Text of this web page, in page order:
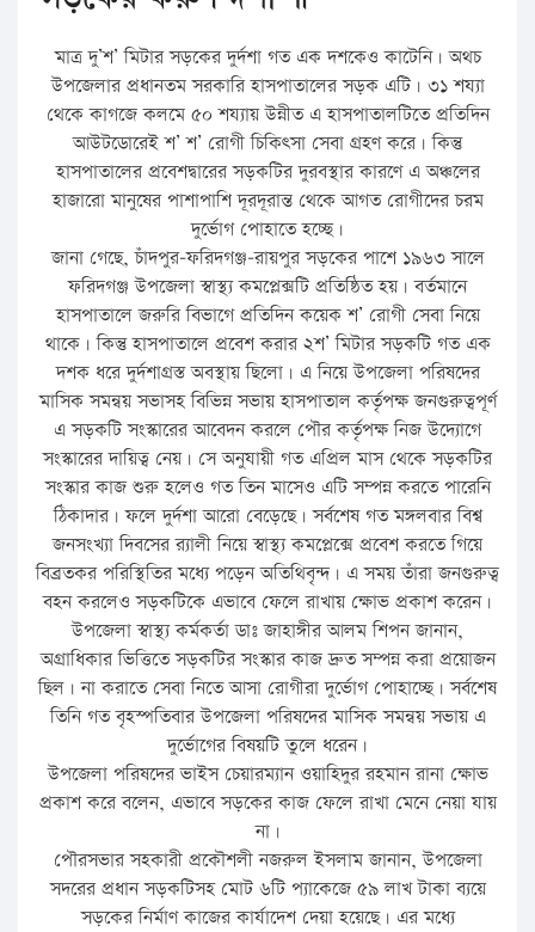
মাত্র দু’শ’ মিটার সড়কের দুর্দশা গত এক দশকেও কাটেনি। অথচ
উপজেলার প্রধানতম সরকারি হাসপাতালের সড়ক এটি। ৩১ শয্যা
থেকে কাগজে কলমে ৫০ শয্যায় উন্নীত এ হাসপাতালটিতে প্রতিদিন
আউটডোরেই শ’ শ’ রোগী চিকিৎসা সেবা গ্রহণ করে। কিন্তু
হাসপাতালের প্রবেশদ্বারের সড়কটির দুরবস্থার কারণে এ অঞ্চলের
হাজারো মানুষের পাশাপাশি দূরদূরান্ত থেকে আগত রোগীদের চরম
দুর্ভোগ পোহাতে হচ্ছে।
জানা গেছে, চাঁদপুর-ফরিদগঞ্জ-রায়পুর সড়কের পাশে ১৯৬৩ সালে
ফরিদগঞ্জ উপজেলা স্বাস্থ্য কমপ্লেক্সটি প্রতিষ্ঠিত হয়। বর্তমানে
হাসপাতালে জরুরি বিভাগে প্রতিদিন কয়েক শ’ রোগী সেবা নিয়ে
থাকে। কিন্তু হাসপাতালে প্রবেশ করার ২শ’ মিটার সড়কটি গত এক
দশক ধরে দুর্দশাগ্রস্ত অবস্থায় ছিলো। এ নিয়ে উপজেলা পরিষদের
মাসিক সমন্বয় সভাসহ বিভিন্ন সভায় হাসপাতাল কর্তৃপক্ষ জনগুরুত্বপূর্ণ
এ সড়কটি সংস্কারের আবেদন করলে পৌর কর্তৃপক্ষ নিজ উদ্যোগে
সংস্কারের দায়িত্ব নেয়। সে অনুযায়ী গত এপ্রিল মাস থেকে সড়কটির
সংস্কার কাজ শুরু হলেও গত তিন মাসেও এটি সম্পন্ন করতে পারেনি
ঠিকাদার। ফলে দুর্দশা আরো বেড়েছে। সর্বশেষ গত মঙ্গলবার বিশ্ব
জনসংখ্যা দিবসের র‌্যালী নিয়ে স্বাস্থ্য কমপ্লেক্সে প্রবেশ করতে গিয়ে
বিব্রতকর পরিস্থিতির মধ্যে পড়েন অতিথিবৃন্দ। এ সময় তাঁরা জনগুরুত্ব
বহন করলেও সড়কটিকে এভাবে ফেলে রাখায় ক্ষোভ প্রকাশ করেন।
উপজেলা স্বাস্থ্য কর্মকর্তা ডাঃ জাহাঙ্গীর আলম শিপন জানান,
অগ্রাধিকার ভিত্তিতে সড়কটির সংস্কার কাজ দ্রুত সম্পন্ন করা প্রয়োজন
ছিল। না করাতে সেবা নিতে আসা রোগীরা দুর্ভোগ পোহাচ্ছে। সর্বশেষ
তিনি গত বৃহস্পতিবার উপজেলা পরিষদের মাসিক সমন্বয় সভায় এ
দুর্ভোগের বিষয়টি তুলে ধরেন।
উপজেলা পরিষদের ভাইস চেয়ারম্যান ওয়াহিদুর রহমান রানা ক্ষোভ
প্রকাশ করে বলেন, এভাবে সড়কের কাজ ফেলে রাখা মেনে নেয়া যায়
না।
পৌরসভার সহকারী প্রকৌশলী নজরুল ইসলাম জানান, উপজেলা
সদরের প্রধান সড়কটিসহ মোট ৬টি প্যাকেজে ৫৯ লাখ টাকা ব্যয়ে
সড়কের নির্মাণ কাজের কার্যাদেশ দেয়া হয়েছে। এর মধ্যে